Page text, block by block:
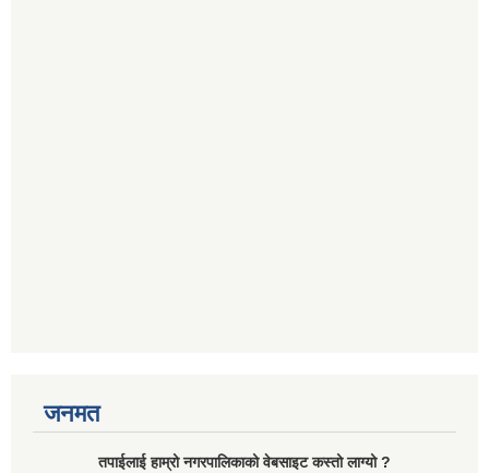
जनमत
तपाईलाई हाम्रो नगरपालिकाको वेबसाइट कस्तो लाग्यो ?